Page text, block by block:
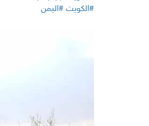
#الكويت #اليمن